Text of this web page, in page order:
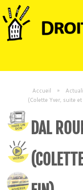
Accueil »
(Colette Yver, suite
DAL